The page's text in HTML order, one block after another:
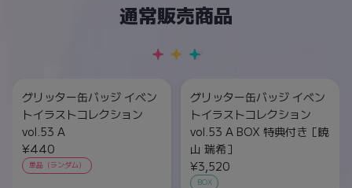
通常販売商品
グリッター缶バッジ イベン
トイラストコレクション
vol.53 A
¥440
単品（ランダム）
グリッター缶バッジ イベン
トイラストコレクション
vol.53 A BOX 特典付き［暁
山 瑞希］
¥3,520
BOX